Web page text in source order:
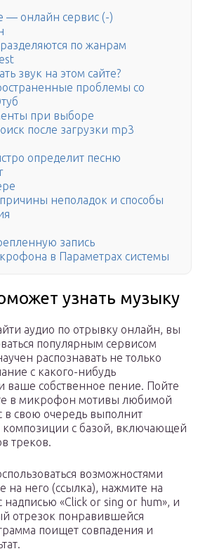
— онлайн сервис (-)
по жанрам
звук на этом сайте?
проблемы со
при выборе
после загрузки mp3
определит песню
неполадок и способы
запись
в Параметрах системы
узнать музыку
аудио по отрывку онлайн, вы
популярным сервисом
распознавать не только
с какого-нибудь
ваше собственное пение. Пойте
в микрофон мотивы любимой
в свою очередь выполнит
с базой, включающей
треков.
возможностями
на него (ссылка), нажмите на
«Click or sing or hum», и
отрезок понравившейся
поищет совпадения и